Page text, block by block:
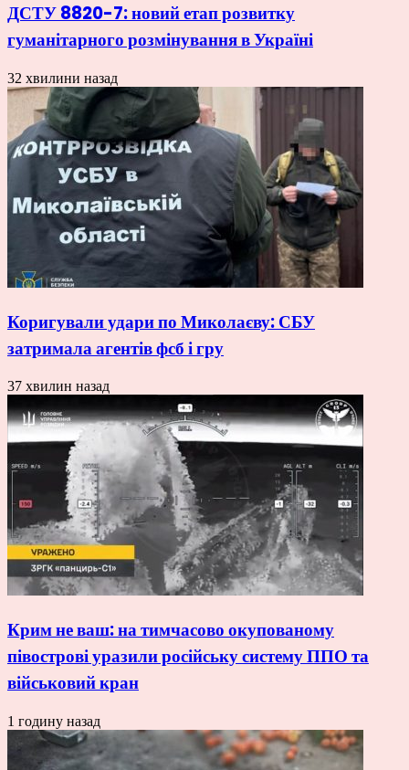
ДСТУ 8820-7: новий етап розвитку
гуманітарного розмінування в Україні
32 хвилини назад
Коригували удари по Миколаєву: СБУ
затримала агентів фсб і гру
37 хвилин назад
Крим не ваш: на тимчасово окупованому
півострові уразили російську систему ППО та
військовий кран
1 годину назад